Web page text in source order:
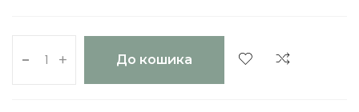
- + До кошика